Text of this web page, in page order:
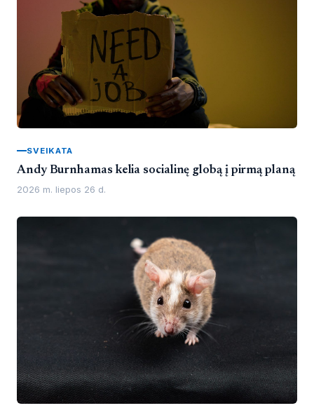
SVEIKATA
Andy Burnhamas kelia socialinę globą į pirmą planą
2026 m. liepos 26 d.